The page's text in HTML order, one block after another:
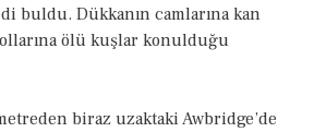
buldu. Dükkanın camlarına kan
ölü kuşlar konulduğu
biraz uzaktaki Awbridge’de